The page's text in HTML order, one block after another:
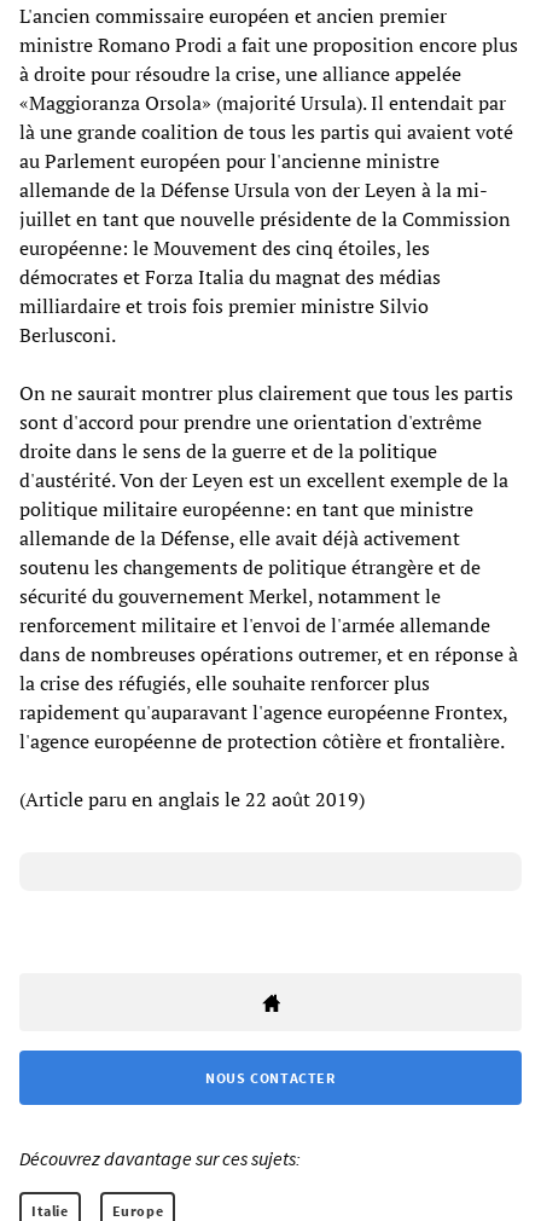
L'ancien commissaire européen et ancien premier
ministre Romano Prodi a fait une proposition encore plus
à droite pour résoudre la crise, une alliance appelée
«Maggioranza Orsola» (majorité Ursula). Il entendait par
là une grande coalition de tous les partis qui avaient voté
au Parlement européen pour l'ancienne ministre
allemande de la Défense Ursula von der Leyen à la mi-
juillet en tant que nouvelle présidente de la Commission
européenne: le Mouvement des cinq étoiles, les
démocrates et Forza Italia du magnat des médias
milliardaire et trois fois premier ministre Silvio
Berlusconi.
On ne saurait montrer plus clairement que tous les partis
sont d'accord pour prendre une orientation d'extrême
droite dans le sens de la guerre et de la politique
d'austérité. Von der Leyen est un excellent exemple de la
politique militaire européenne: en tant que ministre
allemande de la Défense, elle avait déjà activement
soutenu les changements de politique étrangère et de
sécurité du gouvernement Merkel, notamment le
renforcement militaire et l'envoi de l'armée allemande
dans de nombreuses opérations outremer, et en réponse à
la crise des réfugiés, elle souhaite renforcer plus
rapidement qu'auparavant l'agence européenne Frontex,
l'agence européenne de protection côtière et frontalière.
(Article paru en anglais le 22 août 2019)
NOUS CONTACTER
Découvrez davantage sur ces sujets:
Italie Europe